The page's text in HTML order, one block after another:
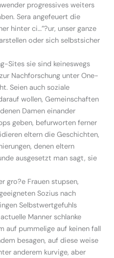
progressives weiters
Sera angefeuert die
hinter ci…”?ur, unser ganze
oder sich selbstsicher
Sites sie sind keineswegs
Nachforschung unter One-
Seien auch soziale
wollen, Gemeinschaften
Damen einander
geben, befurworten ferner
eltern die Geschichten,
denen eltern
ausgesetzt man sagt, sie
gro?e Frauen stupsen,
Sozius nach
Selbstwertgefuhls
Manner schlanke
auf pummelige auf keinen fall
besagen, auf diese weise
anderem kurvige, aber